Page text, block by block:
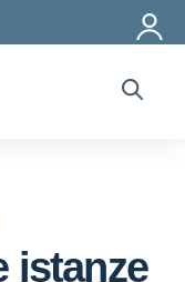
istanze